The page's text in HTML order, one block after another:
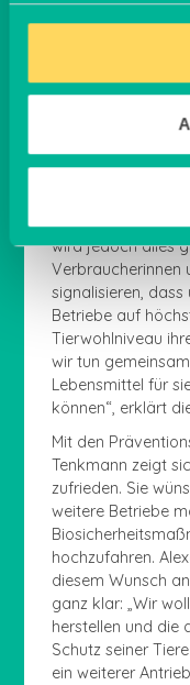
Sicherung der
massives
gravierende
großflächigen
Sowohl auf
wird jedoch alles
Verbraucherinnen
signalisieren,
Betriebe auf
Tierwohlniveau
wir tun
Lebensmittel für
können“, erklärt
Mit den
Tenkmann zeigt
zufrieden. Sie
weitere Betriebe
hochzufahren.
diesem Wunsch
ganz klar: „Wir
herstellen und die
Schutz seiner
ein weiterer